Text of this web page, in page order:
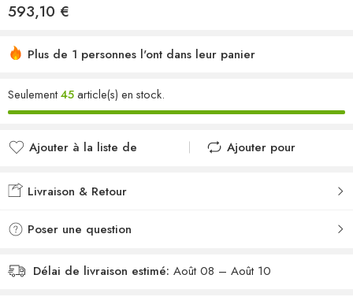
593,10 €
Plus de 1 personnes l'ont dans leur panier
Seulement45article(s) en stock.
Ajouter à la liste de
Ajouté à la liste de
Ajouter pour
Livraison & Retour
Poser une question
Délai de livraison estimé: Août 08 – Août 10